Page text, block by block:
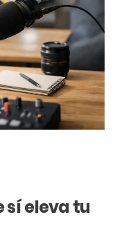
sí eleva tu